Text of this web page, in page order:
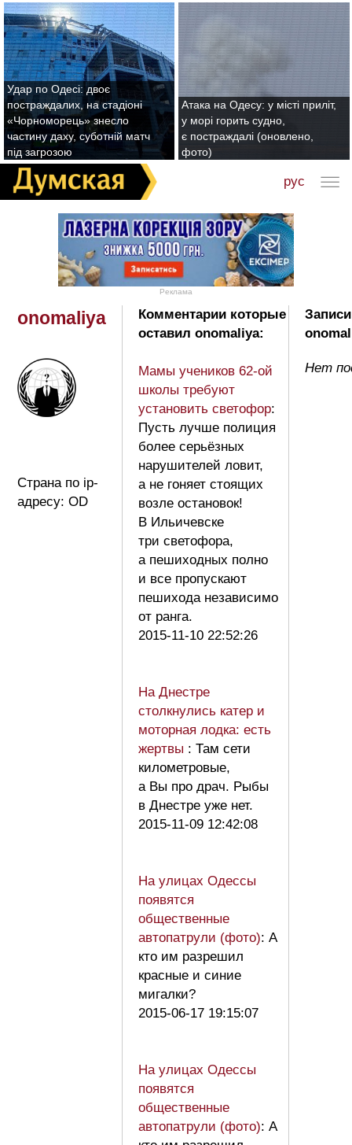
Удар по Одесі: двоє
постраждалих, на стадіоні
«Чорноморець» знесло
частину даху, суботній матч
під загрозою
Атака на Одесу: у місті приліт,
у морі горить судно,
є постраждалі (оновлено,
фото)
рус
Реклама
onomaliya
Страна по ip-
адресу: OD
Комментарии которые
оставил onomaliya:
Мамы учеников 62-ой
школы требуют
установить светофор:
Пусть лучше полиция
более серьёзных
нарушителей ловит,
а не гоняет стоящих
возле остановок!
В Ильичевске
три светофора,
а пешиходных полно
и все пропускают
пешихода независимо
от ранга.
2015-11-10 22:52:26
На Днестре
столкнулись катер и
моторная лодка: есть
жертвы : Там сети
километровые,
а Вы про драч. Рыбы
в Днестре уже нет.
2015-11-09 12:42:08
На улицах Одессы
появятся
общественные
автопатрули (фото): А
кто им разрешил
красные и синие
мигалки?
2015-06-17 19:15:07
На улицах Одессы
появятся
общественные
автопатрули (фото): А
Нет